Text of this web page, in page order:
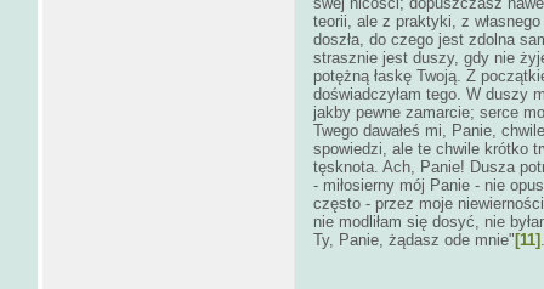
teorii, ale z praktyki, z
doszła, do czego jest zdolna
strasznie jest duszy, gdy nie
potężną łaskę Twoją. Z
doświadczyłam tego. W duszy
jakby pewne zamarcie; serce
Twego dawałeś mi, Panie,
spowiedzi, ale te chwile krótko
tęsknota. Ach, Panie! Dusza
- miłosierny mój Panie - nie
często - przez moje
nie modliłam się dosyć, nie
Ty, Panie, żądasz ode mnie"[11]